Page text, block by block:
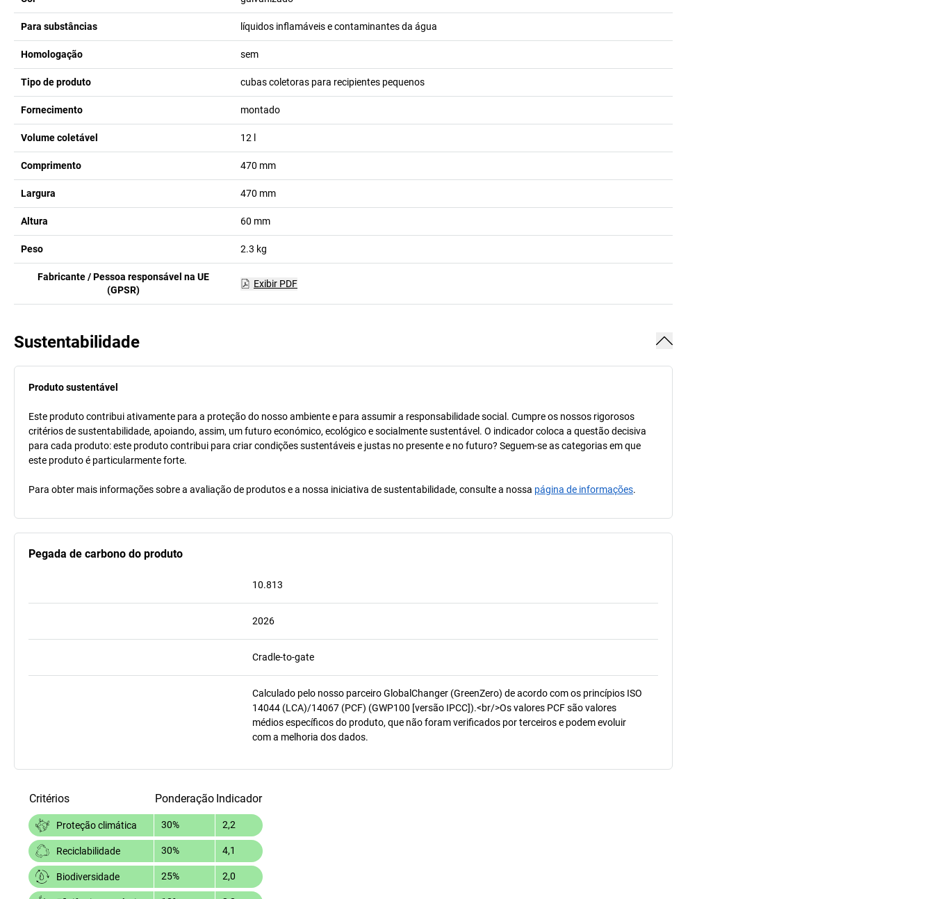
Para substâncias líquidos inflamáveis e contaminantes da água
Homologação sem
Tipo de produto cubas coletoras para recipientes pequenos
Fornecimento montado
Volume coletável 12
Comprimento 470 mm
Largura 470 mm
Altura 60 mm
Peso 2.3 kg
Fabricante / Pessoa responsável na UE
(GPSR)
Exibir PDF
Sustentabilidade
Produto sustentável
Este produto contribui ativamente para a proteção do nosso ambiente e para assumir a responsabilidade social. Cumpre os nossos rigorosos
critérios de sustentabilidade, apoiando, assim, um futuro económico, ecológico e socialmente sustentável. O indicador coloca a questão decisiva
para cada produto: este produto contribui para criar condições sustentáveis e justas no presente e no futuro? Seguem-se as categorias em que
este produto é particularmente forte.
Para obter mais informações sobre a avaliação de produtos e a nossa iniciativa de sustentabilidade, consulte a nossa página de informações.
Pegada de carbono do produto
10.813
2026
Cradle-to-gate
Calculado pelo nosso parceiro GlobalChanger (GreenZero) de acordo com os princípios ISO
14044 (LCA)/14067 (PCF) (GWP100 [versão IPCC]).<br/>Os valores PCF são valores
médios específicos do produto, que não foram verificados por terceiros e podem evoluir
com a melhoria dos dados.
Critérios Ponderação Indicador
Proteção climática 30% 2,2
Reciclabilidade 30% 4,1
Biodiversidade 25% 2,0